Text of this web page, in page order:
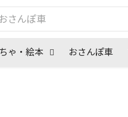
ゃ・絵本 おさんぽ車